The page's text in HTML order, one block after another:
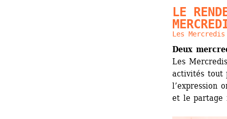
LE
Les
Deux
Les
activités tout
l’expression
et le partage